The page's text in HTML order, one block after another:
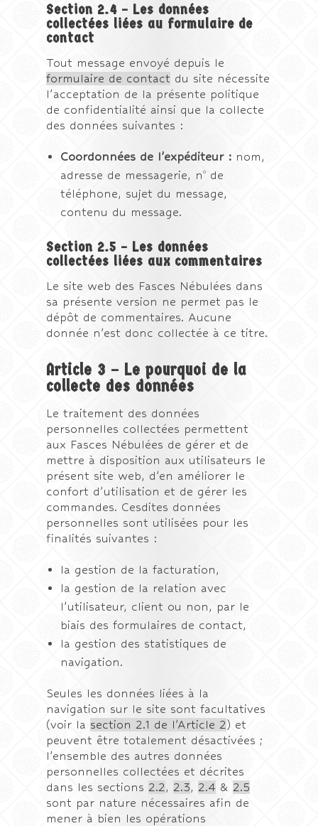
Section 2.4 – Les données
collectées liées au formulaire de
contact
Tout message envoyé depuis le
formulaire de contact du site nécessite
l’acceptation de la présente politique
de confidentialité ainsi que la collecte
des données suivantes :
Coordonnées de l’expéditeur :nom,
adresse de messagerie, n ode
téléphone, sujet du message,
contenu du message.
Section 2.5 – Les données
collectées liées aux commentaires
Le site web des Fasces Nébulées dans
sa présente version ne permet pas le
dépôt de commentaires. Aucune
donnée n’est donc collectée à ce titre.
Article 3 – Le pourquoi de la
collecte des données
Le traitement des données
personnelles collectées permettent
aux Fasces Nébulées de gérer et de
mettre à disposition aux utilisateurs le
présent site web, d’en améliorer le
confort d’utilisation et de gérer les
commandes. Cesdites données
personnelles sont utilisées pour les
finalités suivantes :
la gestion de la facturation,
la gestion de la relation avec
l’utilisateur, client ou non, par le
biais des formulaires de contact,
la gestion des statistiques de
navigation.
Seules les données liées à la
navigation sur le site sont facultatives
(voir la section 2.1 de l’Article 2) et
peuvent être totalement désactivées ;
l’ensemble des autres données
personnelles collectées et décrites
dans les sections 2.2, 2.3, 2.4 & 2.5
sont par nature nécessaires afin de
mener à bien les opérations